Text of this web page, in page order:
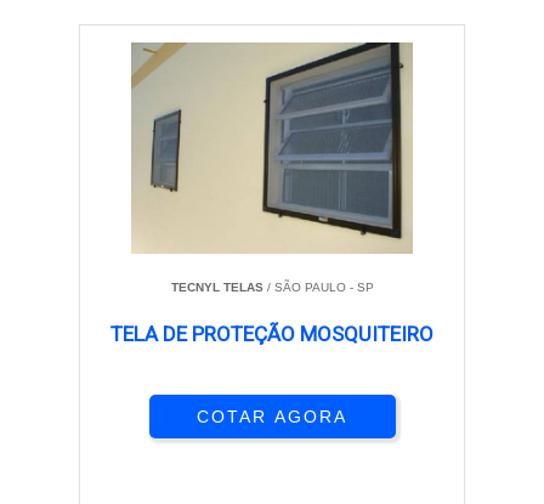
TECNYL TELAS/ SÃO PAULO - SP
TELA DE PROTEÇÃO MOSQUITEIRO
COTAR AGORA